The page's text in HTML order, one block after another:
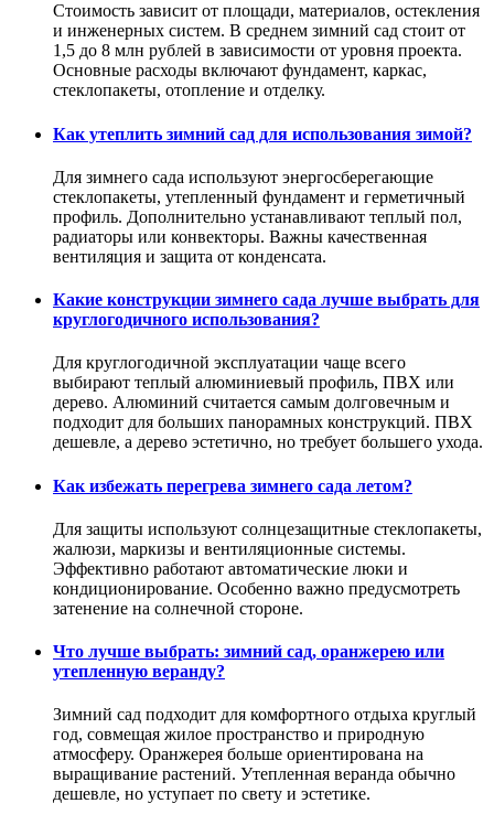
Стоимость зависит от площади, материалов, остекления
и инженерных систем. В среднем зимний сад стоит от
1,5 до 8 млн рублей в зависимости от уровня проекта.
Основные расходы включают фундамент, каркас,
стеклопакеты, отопление и отделку.
Как утеплить зимний сад для использования зимой?
Для зимнего сада используют энергосберегающие
стеклопакеты, утепленный фундамент и герметичный
профиль. Дополнительно устанавливают теплый пол,
радиаторы или конвекторы. Важны качественная
вентиляция и защита от конденсата.
Какие конструкции зимнего сада лучше выбрать для
круглогодичного использования?
Для круглогодичной эксплуатации чаще всего
выбирают теплый алюминиевый профиль, ПВХ или
дерево. Алюминий считается самым долговечным и
подходит для больших панорамных конструкций. ПВХ
дешевле, а дерево эстетично, но требует большего ухода.
Как избежать перегрева зимнего сада летом?
Для защиты используют солнцезащитные стеклопакеты,
жалюзи, маркизы и вентиляционные системы.
Эффективно работают автоматические люки и
кондиционирование. Особенно важно предусмотреть
затенение на солнечной стороне.
Что лучше выбрать: зимний сад, оранжерею или
утепленную веранду?
Зимний сад подходит для комфортного отдыха круглый
год, совмещая жилое пространство и природную
атмосферу. Оранжерея больше ориентирована на
выращивание растений. Утепленная веранда обычно
дешевле, но уступает по свету и эстетике.